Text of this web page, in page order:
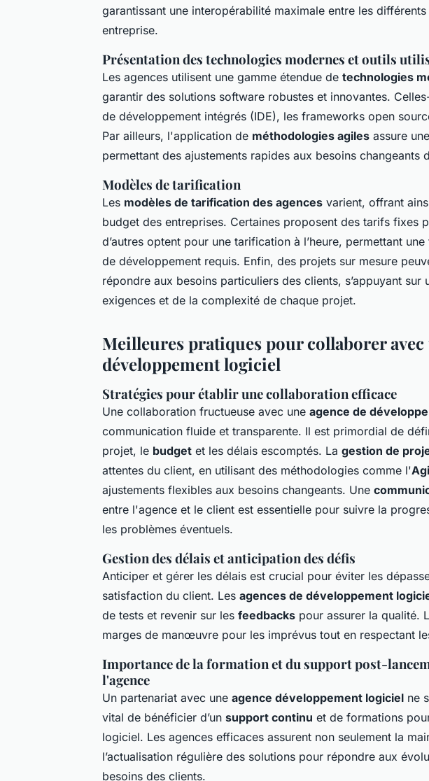
garantissant une interopérabilité maximale entre les
entreprise.
Présentation des technologies modernes et outils
Les agences utilisent une gamme étendue de technologies
garantir des solutions software robustes et innovantes.
de développement intégrés (IDE), les frameworks open
Par ailleurs, l'application de méthodologies agiles assure
permettant des ajustements rapides aux besoins changeants
Modèles de tarification
Les modèles de tarification des agences varient, offrant
budget des entreprises. Certaines proposent des tarifs fixes
d’autres optent pour une tarification à l’heure, permettant
de développement requis. Enfin, des projets sur mesure
répondre aux besoins particuliers des clients, s’appuyant sur
exigences et de la complexité de chaque projet.
Meilleures pratiques pour collaborer avec
développement logiciel
Stratégies pour établir une collaboration efficace
Une collaboration fructueuse avec une agence de
communication fluide et transparente. Il est primordial de
projet, le budget et les délais escomptés. La gestion de
attentes du client, en utilisant des méthodologies comme l'
ajustements flexibles aux besoins changeants. Une
entre l'agence et le client est essentielle pour suivre la
les problèmes éventuels.
Gestion des délais et anticipation des défis
Anticiper et gérer les délais est crucial pour éviter les
satisfaction du client. Les agences de développement
de tests et revenir sur les feedbacks pour assurer la qualité.
marges de manœuvre pour les imprévus tout en respectant
Importance de la formation et du support post-
l'agence
Un partenariat avec une agence développement logiciel ne
vital de bénéficier d’un support continu et de formations
logiciel. Les agences efficaces assurent non seulement la
l’actualisation régulière des solutions pour répondre aux
besoins des clients.